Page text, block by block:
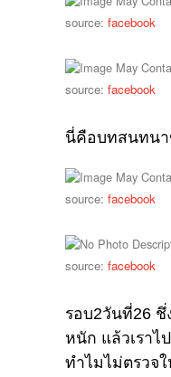
source: facebook
source: facebook
นี่คือบทสนทน
source: facebook
source: facebook
รอบ2วันที่26 ชึ่
หนัก แล้วเราไ
ทำไมไม่ตรวจใ